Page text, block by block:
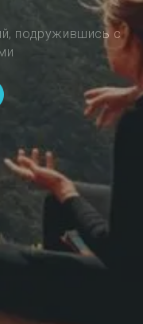
подружившись с